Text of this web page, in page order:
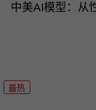
中美AI模型：从
最热